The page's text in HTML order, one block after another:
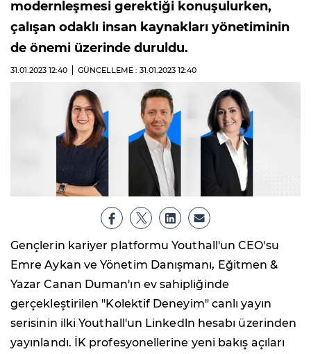
modernleşmesi gerektiği konuşulurken,
çalışan odaklı insan kaynakları yönetiminin
de önemi üzerinde duruldu.
31.01.2023 12:40 GÜNCELLEME : 31.01.2023 12:40
Gençlerin kariyer platformu Youthall'un CEO'su
Emre Aykan ve Yönetim Danışmanı, Eğitmen &
Yazar Canan Duman'ın ev sahipliğinde
gerçekleştirilen "Kolektif Deneyim" canlı yayın
serisinin ilki Youthall'un Linkedln hesabı üzerinden
yayınlandı. İK profesyonellerine yeni bakış açıları